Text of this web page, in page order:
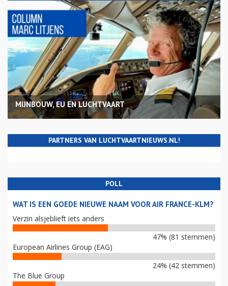
MIJNBOUW, EU EN LUCHTVAART
PARTNERS VAN LUCHTVAARTNIEUWS.NL!
POLL
WAT IS EEN GOEDE NIEUWE NAAM VOOR AIR FRANCE-KLM?
Verzin alsjeblieft iets anders
47% (81 stemmen)
European Airlines Group (EAG)
24% (42 stemmen)
The Blue Group